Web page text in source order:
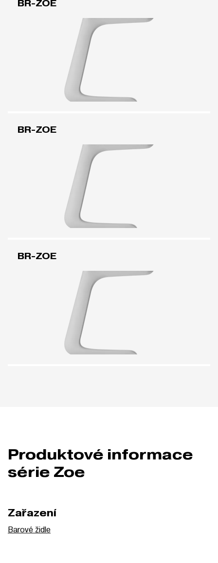
BR-ZOE
BR-ZOE
BR-ZOE
Produktové informace
série Zoe
Zařazení
Barové židle